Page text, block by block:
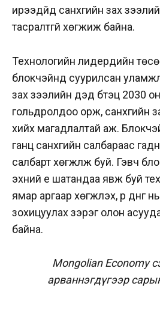
ирээдүйд санхүүгийн зах
тасралтгүй хөгжиж байна.
Технологийн лидерүүдийн
блокчэйнд суурилсан
зах зээлийн дэд бүтэц 2030
гольдролдоо орж, санхүүгийн
хийх магадлалтай аж.
ганц санхүүгийн салбараас
салбарт хөгжүүлж буй. Гэвч
эхний үе шатандаа явж буй
ямар аргаар хөгжүүлэх, үр дүнг
зохицуулах зэрэг олон
байна.
Mongolian Economy
арваннэгдүгээр